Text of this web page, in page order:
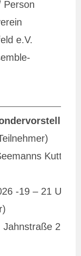
Person
e.V.
Kuttel
-19 – 21 Uhr
26,